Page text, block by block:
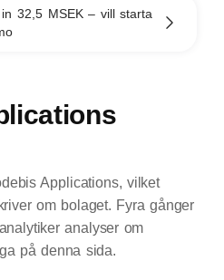
32,5 MSEK – vill starta
Applications, vilket
om bolaget. Fyra gånger
analyser om
på denna sida.